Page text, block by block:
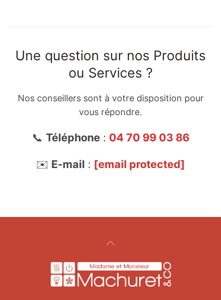
Une question sur nos Produits
ou Services ?
Nos conseillers sont à votre disposition pour
vous répondre.
📞 Téléphone : 04 70 99 03 86
✉️ E-mail : [email protected]